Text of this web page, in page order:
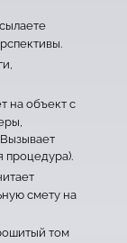
на объект с
процедура).
смету на
том